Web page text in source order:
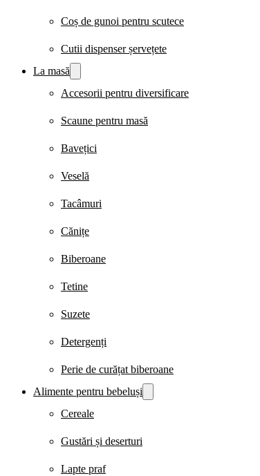
Coș de gunoi pentru scutece
Cutii dispenser șervețete
La masă
Accesorii pentru diversificare
Scaune pentru masă
Bavețici
Veselă
Tacâmuri
Cănițe
Biberoane
Tetine
Suzete
Detergenți
Perie de curățat biberoane
Alimente pentru bebeluși
Cereale
Gustări și deserturi
Lapte praf